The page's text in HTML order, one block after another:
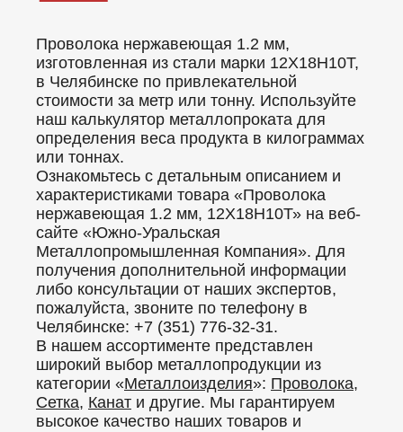
Проволока нержавеющая 1.2 мм,
изготовленная из стали марки 12X18Н10Т,
в Челябинске по привлекательной
стоимости за метр или тонну. Используйте
наш калькулятор металлопроката для
определения веса продукта в килограммах
или тоннах.
Ознакомьтесь с детальным описанием и
характеристиками товара «Проволока
нержавеющая 1.2 мм, 12X18Н10Т» на веб-
сайте «Южно-Уральская
Металлопромышленная Компания». Для
получения дополнительной информации
либо консультации от наших экспертов,
пожалуйста, звоните по телефону в
Челябинске: +7 (351) 776-32-31.
В нашем ассортименте представлен
широкий выбор металлопродукции из
категории «Металлоизделия»: Проволока,
Сетка, Канат и другие. Мы гарантируем
высокое качество наших товаров и